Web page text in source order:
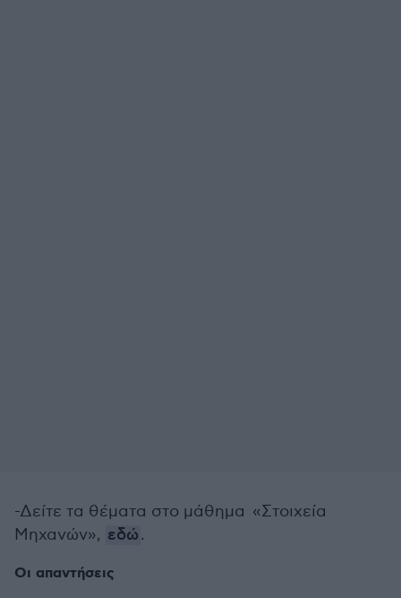
-Δείτε τα θέματα στο μάθημα «Στοιχεία
Μηχανών», εδώ.
Οι απαντήσεις